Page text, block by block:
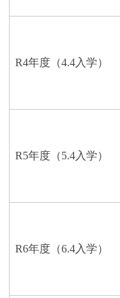
R4年度（4.4入学）
R5年度（5.4入学）
R6年度（6.4入学）